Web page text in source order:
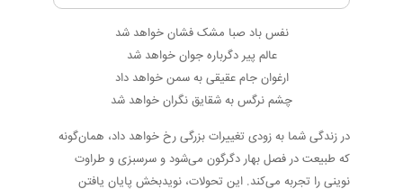
نفس باد صبا مشک فشان خواهد شد
عالم پیر دگرباره جوان خواهد شد
ارغوان جام عقیقی به سمن خواهد داد
چشم نرگس به شقایق نگران خواهد شد
در زندگی شما به زودی تغییرات بزرگی رخ خواهد داد، همان‌گونه
که طبیعت در فصل بهار دگرگون می‌شود و سرسبزی و طراوت
نوینی را تجربه می‌کند. این تحولات، نویدبخش پایان یافتن